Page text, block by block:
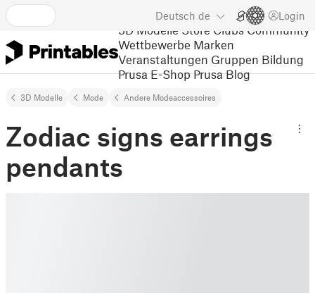
Deutsch de Login
3D Modelle Store Clubs Community
Wettbewerbe Marken
Veranstaltungen Gruppen Bildung
Prusa E-Shop Prusa Blog
3D Modelle Mode Andere Modeaccessoires
Zodiac signs earrings
pendants